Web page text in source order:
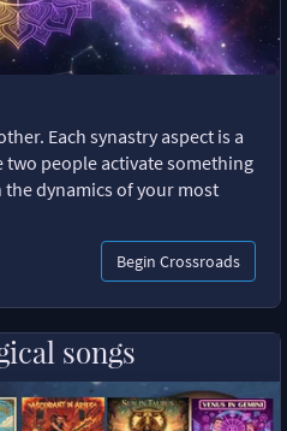
Each synastry aspect is a
people activate something
dynamics of your most
Begin Crossroads
songs